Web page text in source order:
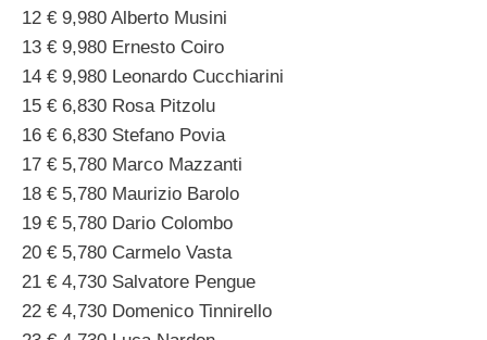
12 € 9,980 Alberto Musini
13 € 9,980 Ernesto Coiro
14 € 9,980 Leonardo Cucchiarini
15 € 6,830 Rosa Pitzolu
16 € 6,830 Stefano Povia
17 € 5,780 Marco Mazzanti
18 € 5,780 Maurizio Barolo
19 € 5,780 Dario Colombo
20 € 5,780 Carmelo Vasta
21 € 4,730 Salvatore Pengue
22 € 4,730 Domenico Tinnirello